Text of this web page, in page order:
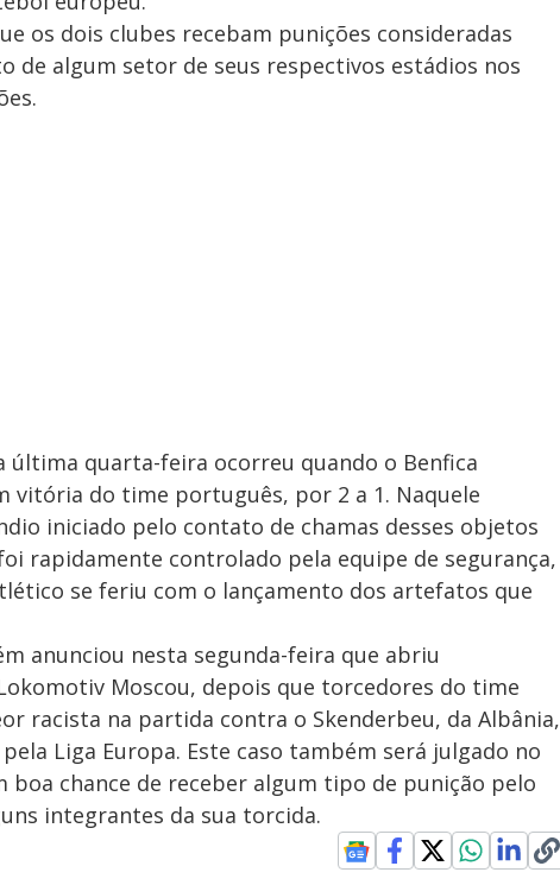
os dois clubes recebam punições consideradas
de algum setor de seus respectivos estádios nos
última quarta-feira ocorreu quando o Benfica
vitória do time português, por 2 a 1. Naquele
iniciado pelo contato de chamas desses objetos
rapidamente controlado pela equipe de segurança,
se feriu com o lançamento dos artefatos que
anunciou nesta segunda-feira que abriu
Moscou, depois que torcedores do time
racista na partida contra o Skenderbeu, da Albânia,
Liga Europa. Este caso também será julgado no
boa chance de receber algum tipo de punição pelo
integrantes da sua torcida.